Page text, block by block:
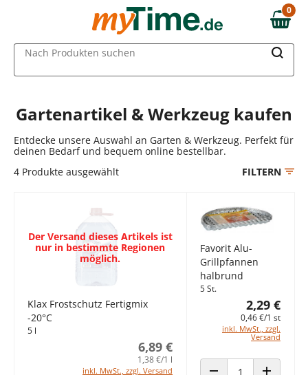
Zum Hauptinhalt springen
Zur Navigation springen
Zur Suche springen
0,00 €
0
Nach Produkten suchen
Gartenartikel & Werkzeug kaufen
Entdecke unsere Auswahl an Garten & Werkzeug. Perfekt für
deinen Bedarf und bequem online bestellbar.
4 Produkte ausgewählt FILTERN
Der Versand dieses Artikels ist
nur in bestimmte Regionen
möglich.
Klax Frostschutz Fertigmix
-20°C
5 l
6,89 €
1,38 €/1 l
inkl. MwSt., zzgl. Versand
Favorit Alu-
Grillpfannen
halbrund
5 St.
2,29 €
0,46 €/1 st
inkl. MwSt., zzgl.
Versand